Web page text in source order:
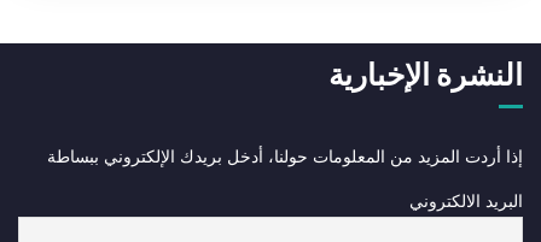
النشرة الإخبارية
إذا أردت المزيد من المعلومات حولنا، أدخل بريدك الإلكتروني ببساطة
البريد الالكتروني